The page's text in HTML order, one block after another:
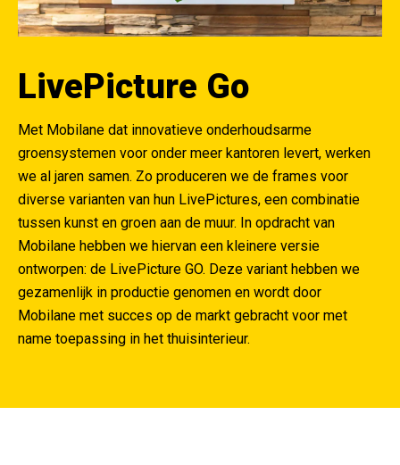
LivePicture Go
Met Mobilane dat innovatieve onderhoudsarme
groensystemen voor onder meer kantoren levert, werken
we al jaren samen. Zo produceren we de frames voor
diverse varianten van hun LivePictures, een combinatie
tussen kunst en groen aan de muur. In opdracht van
Mobilane hebben we hiervan een kleinere versie
ontworpen: de LivePicture GO. Deze variant hebben we
gezamenlijk in productie genomen en wordt door
Mobilane met succes op de markt gebracht voor met
name toepassing in het thuisinterieur.